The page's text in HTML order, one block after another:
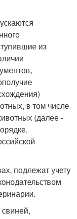
из
в том числе
(далее -
подлежат учету